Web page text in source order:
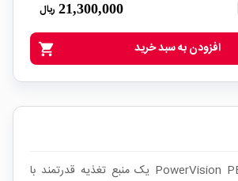
21,300,000 ریال
shopping_cart افزودن به سبد خرید
پاورساپلای PowerVision PEGIC10 یک منبع تغذیه قدرتمند با